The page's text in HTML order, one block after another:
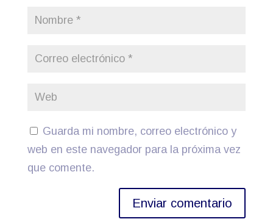
Guarda mi nombre, correo electrónico y
web en este navegador para la próxima vez
que comente.